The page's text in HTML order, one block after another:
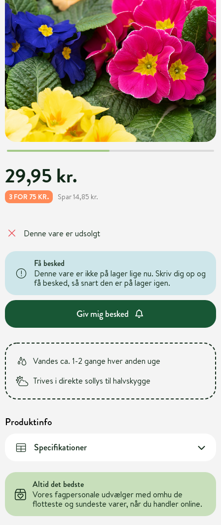
29,95 kr.
3 FOR 75 KR. Spar 14,85 kr.
Denne vare er udsolgt
Få besked
Denne vare er ikke på lager lige nu. Skriv dig op og
få besked, så snart den er på lager igen.
Giv mig besked
Vandes ca. 1-2 gange hver anden uge
Trives i direkte sollys til halvskygge
Produktinfo
Specifikationer
Altid det bedste
Vores fagpersonale udvælger med omhu de
flotteste og sundeste varer, når du handler online.